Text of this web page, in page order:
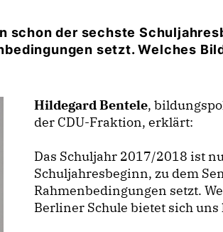
schon der sechste
setzt. Welches
Hildegard Bentele,
der CDU-Fraktion, erklärt:
Das Schuljahr 2017/2018 ist
Schuljahresbeginn, zu dem
Rahmenbedingungen setzt.
Berliner Schule bietet sich uns